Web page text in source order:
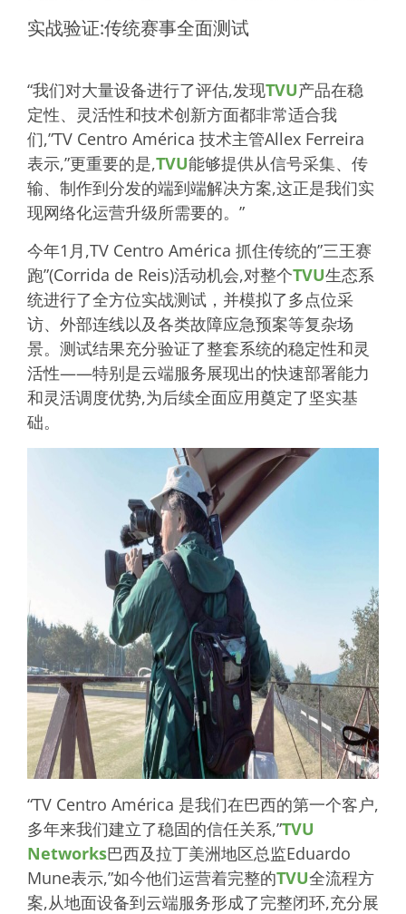
实战验证:传统赛事全面测试
“我们对大量设备进行了评估,发现TVU产品在稳
定性、灵活性和技术创新方面都非常适合我
们,”TV Centro América 技术主管Allex Ferreira
表示,”更重要的是,TVU能够提供从信号采集、传
输、制作到分发的端到端解决方案,这正是我们实
现网络化运营升级所需要的。”
今年1月,TV Centro América 抓住传统的”三王赛
跑”(Corrida de Reis)活动机会,对整个TVU生态系
统进行了全方位实战测试，并模拟了多点位采
访、外部连线以及各类故障应急预案等复杂场
景。测试结果充分验证了整套系统的稳定性和灵
活性——特别是云端服务展现出的快速部署能力
和灵活调度优势,为后续全面应用奠定了坚实基
础。
“TV Centro América 是我们在巴西的第一个客户,
多年来我们建立了稳固的信任关系,”TVU
Networks巴西及拉丁美洲地区总监Eduardo
Mune表示,”如今他们运营着完整的TVU全流程方
案,从地面设备到云端服务形成了完整闭环,充分展